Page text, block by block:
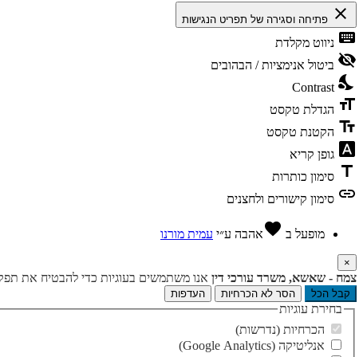
close פתיחה וסגירה של תפריט הנגישות
keyboard ניווט מקלדת
visibility_off ביטול אנימציות / הבהובים
nights_stay
Contrast
format_size הגדלת טקסט
text_fields הקטנת טקסט
font_download גופן קריא
title סימון כותרות
link סימון קישורים ולחצנים
מופעל ב favoriteאהבה ע״י עמית מורנו
×
צמח - שאשא, משרד עורכי דין אנו משתמשים בעוגיות כדי להבטיח את
קבל הכל הסר לא הכרחיות העדפות
בחירת עוגיות
הכרחיות (נדרשות)
אנליטיקה (Google Analytics)